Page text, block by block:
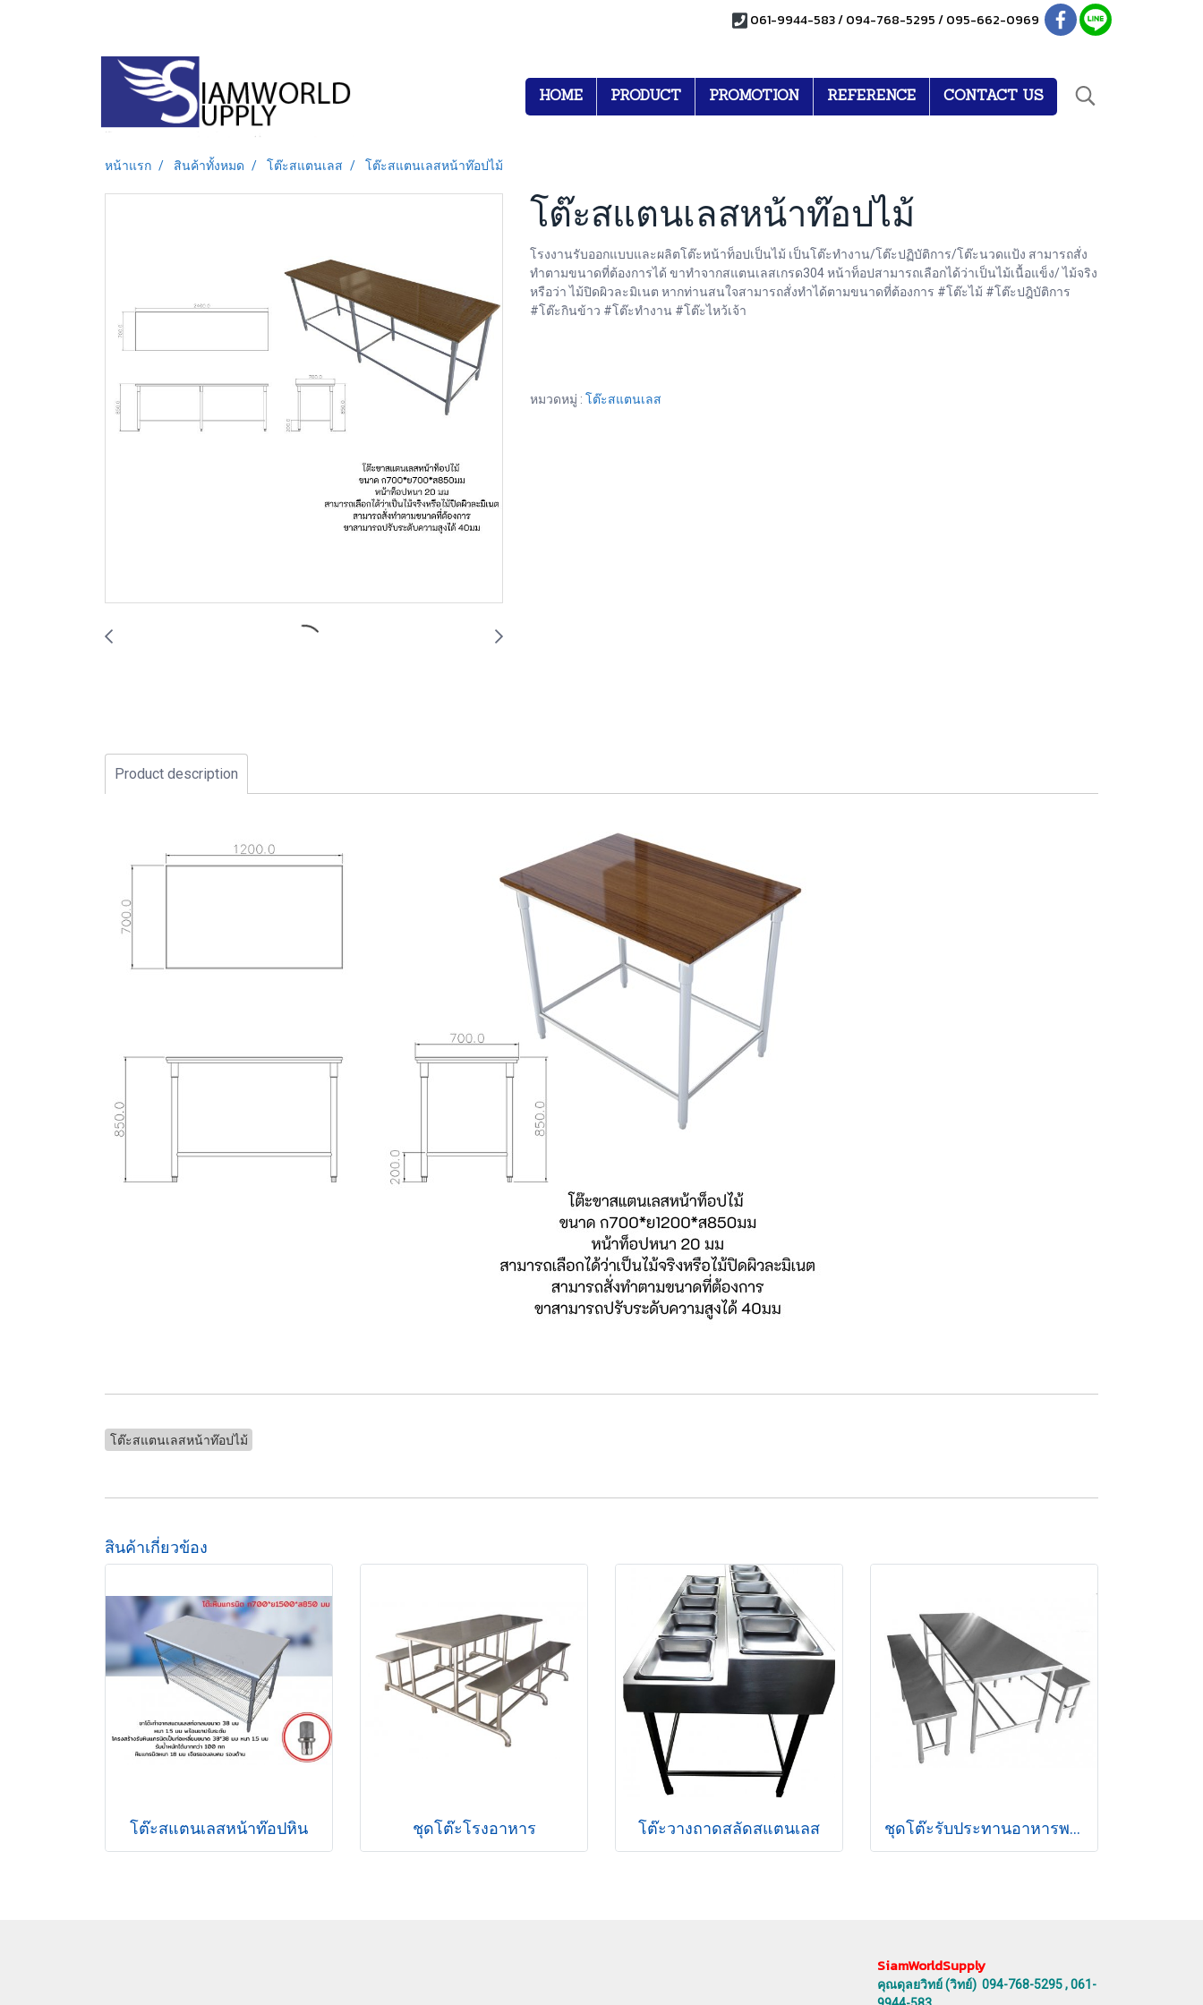
061-9944-583 / 094-768-5295 / 095-662-0969
HOME PRODUCT PROMOTION REFERENCE CONTACT US
หน้าแรก สินค้าทั้งหมด โต๊ะสแตนเลส โต๊ะสแตนเลสหน้าท๊อปไม้
โต๊ะสแตนเลสหน้าท๊อปไม้
โรงงานรับออกแบบและผลิตโต๊ะหน้าท็อปเป็นไม้ เป็นโต๊ะทำงาน/โต๊ะปฏิบัติการ/โต๊ะนวดแป้ง สามารถสั่ง
ทำตามขนาดที่ต้องการได้ ขาทำจากสแตนเลสเกรด304 หน้าท็อปสามารถเลือกได้ว่าเป็นไม้เนื้อแข็ง/ ไม้จริง
หรือว่า ไม้ปิดผิวละมิเนต หากท่านสนใจสามารถสั่งทำได้ตามขนาดที่ต้องการ #โต๊ะไม้ #โต๊ะปฎิบัติการ
#โต๊ะกินข้าว #โต๊ะทำงาน #โต๊ะไหว้เจ้า
หมวดหมู่ : โต๊ะสแตนเลส
Product description
โต๊ะสแตนเลสหน้าท๊อปไม้
สินค้าเกี่ยวข้อง
โต๊ะสแตนเลสหน้าท๊อปหิน ชุดโต๊ะโรงอาหาร โต๊ะวางถาดสลัดสแตนเลส ชุดโต๊ะรับประทานอาหารพร้อมม้านั่งยาวสแตนเลส
SiamWorldSupply
คุณดุลยวิทย์ (วิทย์) 094-768-5295 , 061-